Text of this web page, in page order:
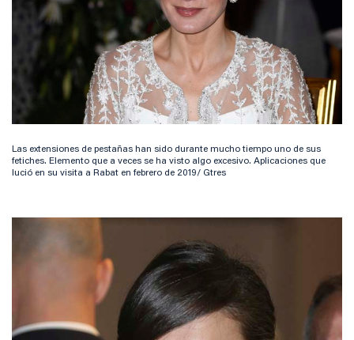
Las extensiones de pestañas han sido durante mucho tiempo uno de sus
fetiches. Elemento que a veces se ha visto algo excesivo. Aplicaciones que
lució en su visita a Rabat en febrero de 2019/ Gtres